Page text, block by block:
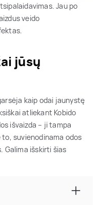
Jau po
veido
jūsų
kaip odai jaunystę
atliekant Kobido
išvaizda – ji tampa
suvienodinama odos
Galima išskirti šias